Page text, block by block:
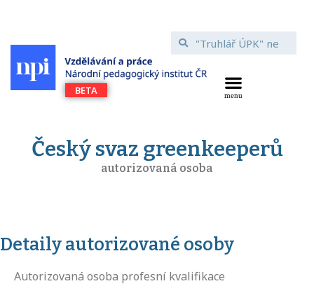
Český svaz greenkeeperů
autorizovaná osoba
Detaily autorizované osoby
Autorizovaná osoba profesní kvalifikace